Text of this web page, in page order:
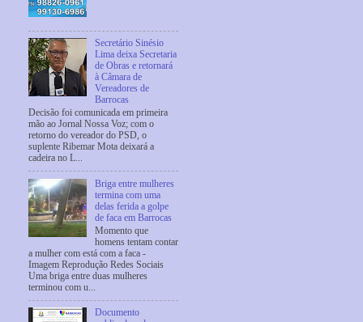
Secretário Sinésio
Lima deixa Secretaria
de Obras e retornará
à Câmara de
Vereadores de
Barrocas
Decisão foi comunicada em primeira
mão ao Jornal Nossa Voz; com o
retorno do vereador do PSD, o
suplente Ribemar Mota deixará a
cadeira no L...
Briga entre mulheres
termina com uma
delas ferida a golpe
de faca em Barrocas
Momento que
homens tentam contar
a mulher com está com a faca -
Imagem Reprodução Redes Sociais
Uma briga entre duas mulheres
terminou com u...
Documento